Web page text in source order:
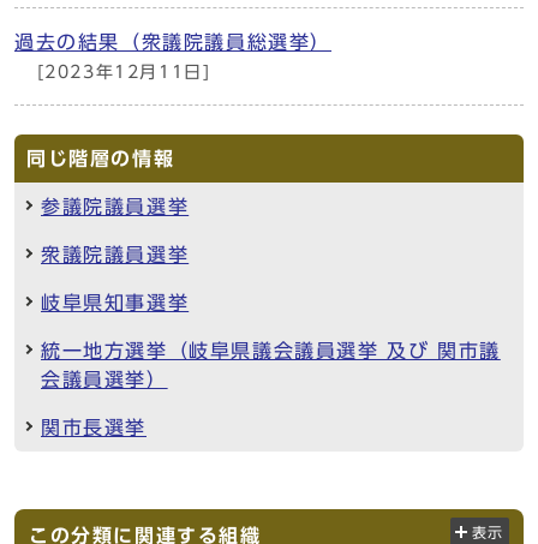
過去の結果（衆議院議員総選挙）
[2023年12月11日]
同じ階層の情報
参議院議員選挙
衆議院議員選挙
岐阜県知事選挙
統一地方選挙（岐阜県議会議員選挙 及び 関市議
会議員選挙）
関市長選挙
この分類に関連する組織 表示